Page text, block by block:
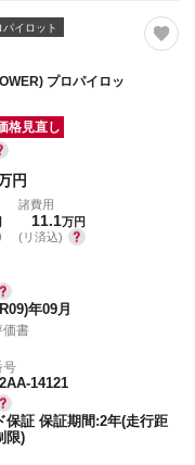
パイロット
プロパイロッ
格見直し
円
諸費用
11.1万円
(リ済込)
年09月
価書
号
14121
保証 保証期間:2年(走行距
限)